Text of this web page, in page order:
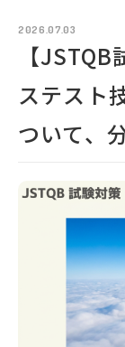
2026.07.03
【
ステスト
ついて、